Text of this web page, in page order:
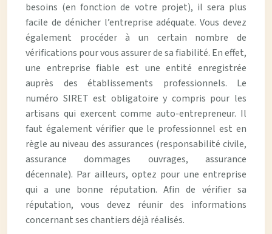
besoins (en fonction de votre projet), il sera plus
facile de dénicher l’entreprise adéquate. Vous devez
également procéder à un certain nombre de
vérifications pour vous assurer de sa fiabilité. En effet,
une entreprise fiable est une entité enregistrée
auprès des établissements professionnels. Le
numéro SIRET est obligatoire y compris pour les
artisans qui exercent comme auto-entrepreneur. Il
faut également vérifier que le professionnel est en
règle au niveau des assurances (responsabilité civile,
assurance dommages ouvrages, assurance
décennale). Par ailleurs, optez pour une entreprise
qui a une bonne réputation. Afin de vérifier sa
réputation, vous devez réunir des informations
concernant ses chantiers déjà réalisés.